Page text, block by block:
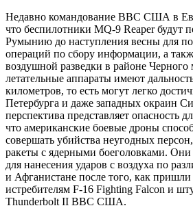
Недавно командование ВВС США в
что беспилотники MQ-9 Reaper будут
Румынию до наступления весны для
операций по сбору информации, а
воздушной разведки в районе
летательные аппараты имеют
километров, то есть могут легко
Петербурга и даже западных окраин
перспектива представляет опасность
что американские боевые дроны
совершать убийства неугодных
ракеты с ядерными боеголовками.
для нанесения ударов с воздуха по
и Афганистане после того, как пришли
истребителям F-16 Fighting Falcon и
Thunderbolt II ВВС США.